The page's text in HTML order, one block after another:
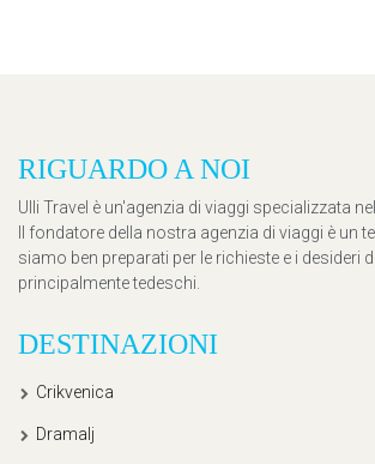
RIGUARDO A NOI
Ulli Travel è un'agenzia di viaggi specializzata
Il fondatore della nostra agenzia di viaggi è un
siamo ben preparati per le richieste e i desideri
principalmente tedeschi.
DESTINAZIONI
Crikvenica
Dramalj